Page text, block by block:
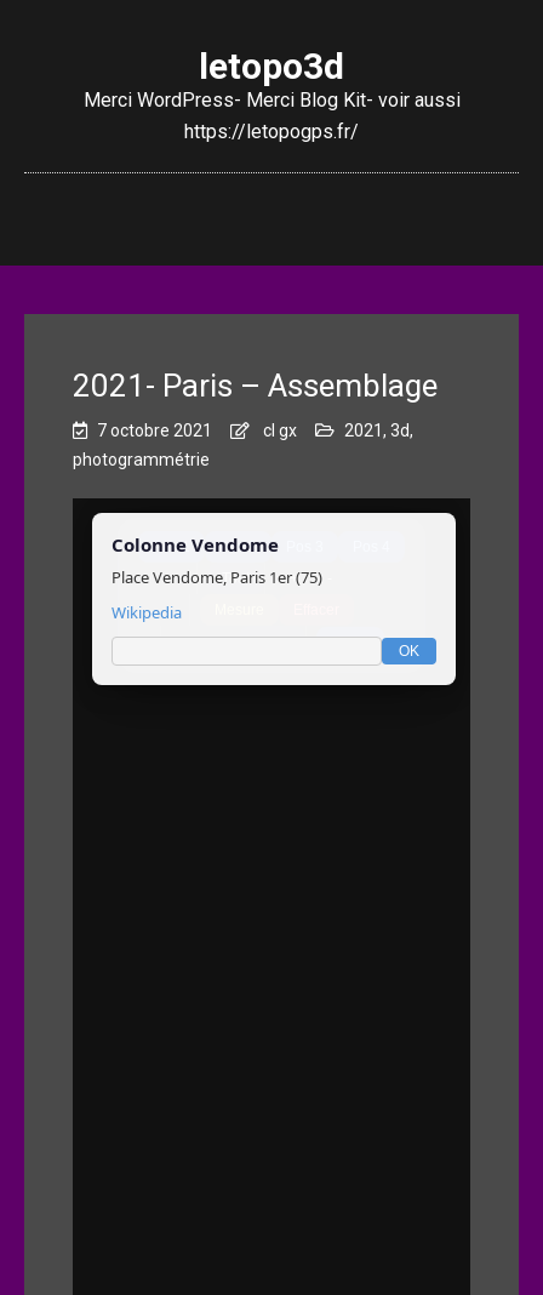
letopo3d
Merci WordPress- Merci Blog Kit- voir aussi
https://letopogps.fr/
2021- Paris – Assemblage
7 octobre 2021 cl gx 2021, 3d,
photogrammétrie